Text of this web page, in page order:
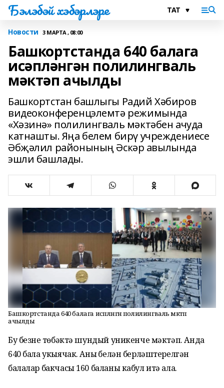
Бэлэбэй хэбэрлэре
Новости 3 МАРТА , 08:00
Башкортстанда 640 балага
исәпләнгән полилингваль
мәктәп ачылды
Башкортстан башлыгы Радий Хәбиров
видеоконференцэлемтә режимында
«Хәзинә» полилингваль мәктәбен ачуда
катнашты. Яңа белем бирү учреждениесе
Әбҗәлил районының Әскәр авылында
эшли башлады.
Башкортстанда 640 балага исәпләнгән полилингваль мәктәп
ачылды
Бу безнең төбәктә шундый уникенче мәктәп. Анда
640 бала укыячак. Аның белән берләштерелгән
балалар бакчасы 160 баланы кабул итә ала.